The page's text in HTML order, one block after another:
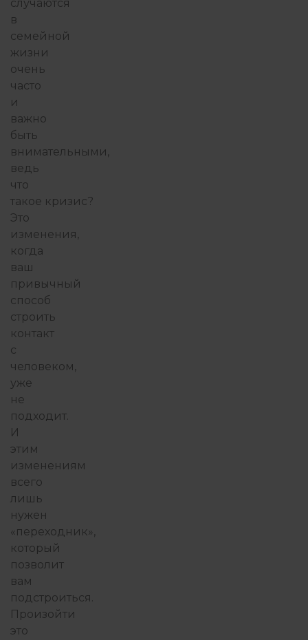
случаются
в
семейной
жизни
очень
часто
и
важно
быть
внимательными,
ведь
что
такое кризис?
Это
изменения,
когда
ваш
привычный
способ
строить
контакт
с
человеком,
уже
не
подходит.
И
этим
изменениям
всего
лишь
нужен
«переходник»,
который
позволит
вам
подстроиться.
Произойти
это